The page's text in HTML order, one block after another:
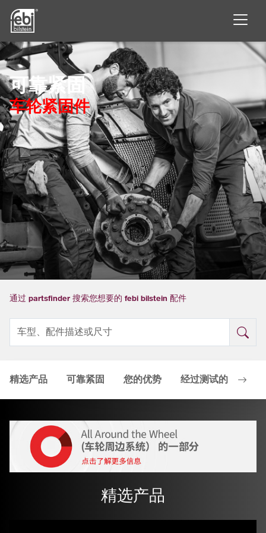
跳至主要内容
可靠紧固
车轮紧固件
通过 partsfinder 搜索您想要的 febi bilstein 配件
精选产品 可靠紧固 您的优势 经过测试的质量
精选产品